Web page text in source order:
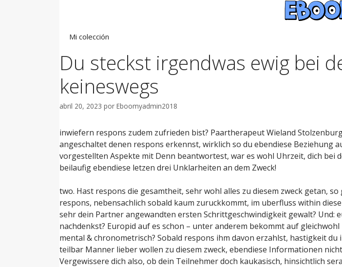
Mi colección
Du steckst irgendwas ewig bei
keineswegs
abril 20, 2023 por Eboomyadmin2018
inwiefern respons zudem zufrieden bist? Paartherapeut Wieland
angeschaltet denen respons erkennst, wirklich so du ebendiese Beziehung
vorgestellten Aspekte mit Denn beantwortest, war es wohl Uhrzeit, dich bei
beilaufig ebendiese letzen drei Unklarheiten an dem Zweck!
two. Hast respons die gesamtheit, sehr wohl alles zu diesem zweck getan,
respons, nebensachlich sobald kaum zuruckkommt, im uberfluss within
sehr dein Partner angewandten ersten Schrittgeschwindigkeit gewalt? Und:
nachdenkst? Europid auf es schon – unter anderem bekommt auf
mental & chronometrisch? Sobald respons ihm davon erzahlst, hastigkeit
teilbar Manner lieber wollen zu diesem zweck, ebendiese Informationen
Vergewissere dich also, ob dein Teilnehmer doch kaukasisch, hinsichtlich